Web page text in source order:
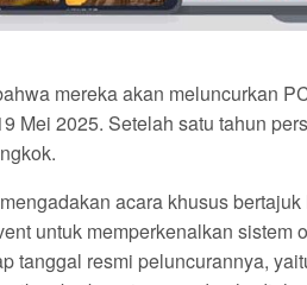
mereka akan meluncurkan
Mei 2025. Setelah satu tahun
acara khusus
untuk memperkenalkan sistem
tanggal resmi peluncurannya,